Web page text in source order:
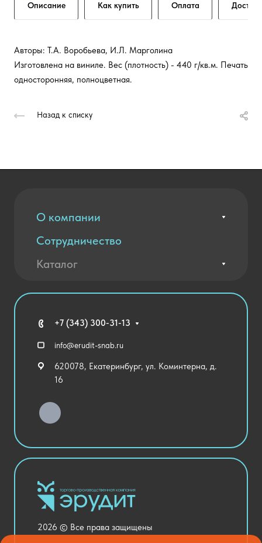
Описание Как купить Оплата
Авторы: Т.А. Воробьева, И.Л. Марголина
Изготовлена на виниле. Вес (плотность) - 440 г/кв.м. Печать
односторонняя, полноцветная.
Назад к списку
О компании
Вакансии
Контакты
Благодарственные письма
Сотрудничество
Оплата и доставка
Каталог
Технические средства обучения
Спортивный зал
Уличное оборудование
Хозяйственные Товары
Столовая и пищеблок
Оснащение кабинетов
Медицинский кабинет
Национальные проекты
+7 (343) 300-31-13
info@erudit-snab.ru
620078, Екатеринбург, ул. Коминтерна, д.
16
2026 © Все права защищены